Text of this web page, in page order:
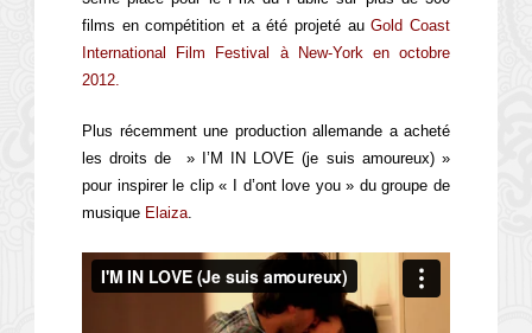
films en compétition et a été projeté auGold Coast
International Film Festival à New-York en octobre
2012.
Plus récemment une production allemande a acheté
les droits de » I’M IN LOVE (je suis amoureux) »
pour inspirer le clip « I d’ont love you » du groupe de
musique Elaiza